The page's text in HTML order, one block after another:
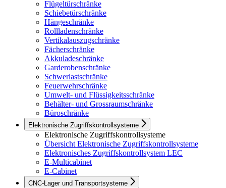
Flügeltürschränke
Schiebetürschränke
Hängeschränke
Rollladenschränke
Vertikalauszugschränke
Fächerschränke
Akkuladeschränke
Garderobenschränke
Schwerlastschränke
Feuerwehrschränke
Umwelt- und Flüssigkeitsschränke
Behälter- und Grossraumschränke
Büroschränke
Elektronische Zugriffskontrollsysteme
Elektronische Zugriffskontrollsysteme
Übersicht Elektronische Zugriffskontrollsysteme
Elektronisches Zugriffskontrollsystem LEC
E-Multicabinet
E-Cabinet
CNC-Lager und Transportsysteme